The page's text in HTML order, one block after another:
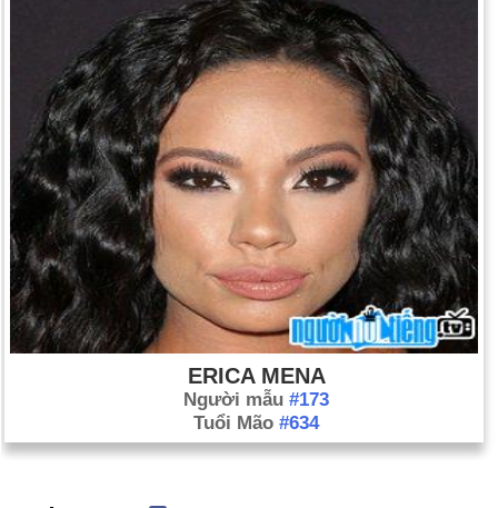
ERICA MENA
Người mẫu #173
Tuổi Mão #634